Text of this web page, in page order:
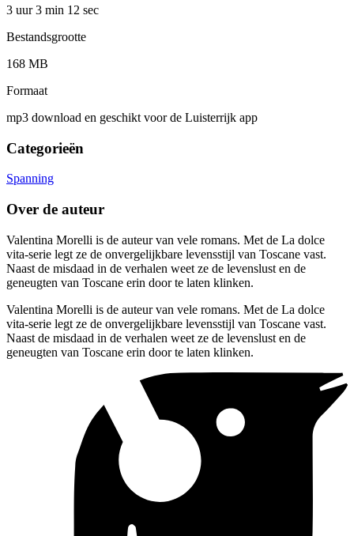
3 uur 3 min 12 sec
Bestandsgrootte
168 MB
Formaat
mp3 download en geschikt voor de Luisterrijk app
Categorieën
Spanning
Over de auteur
Valentina Morelli is de auteur van vele romans. Met de La dolce
vita-serie legt ze de onvergelijkbare levensstijl van Toscane vast.
Naast de misdaad in de verhalen weet ze de levenslust en de
geneugten van Toscane erin door te laten klinken.
Valentina Morelli is de auteur van vele romans. Met de La dolce
vita-serie legt ze de onvergelijkbare levensstijl van Toscane vast.
Naast de misdaad in de verhalen weet ze de levenslust en de
geneugten van Toscane erin door te laten klinken.